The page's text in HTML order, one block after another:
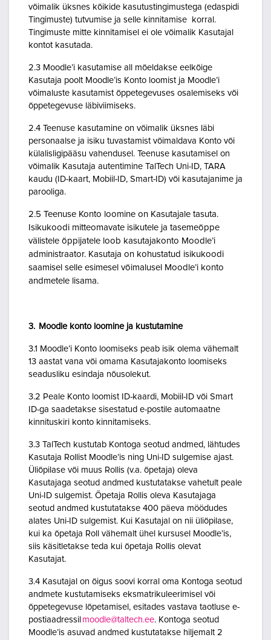
võimalik üksnes kõikide kasutustingimustega (edaspidi
Tingimuste) tutvumise ja selle kinnitamise korral.
Tingimuste mitte kinnitamisel ei ole võimalik Kasutajal
kontot kasutada.
2.3 Moodle’i kasutamise all mõeldakse eelkõige
Kasutaja poolt Moodle’is Konto loomist ja Moodle’i
võimaluste kasutamist õppetegevuses osalemiseks või
õppetegevuse läbiviimiseks.
2.4 Teenuse kasutamine on võimalik üksnes läbi
personaalse ja isiku tuvastamist võimaldava Konto või
külalisligipääsu vahendusel. Teenuse kasutamisel on
võimalik Kasutaja autentimine TalTech Uni-ID, TARA
kaudu (ID-kaart, Mobiil-ID, Smart-ID) või kasutajanime ja
parooliga.
2.5 Teenuse Konto loomine on Kasutajale tasuta.
Isikukoodi mitteomavate isikutele ja tasemeõppe
välistele õppijatele loob kasutajakonto Moodle’i
administraator. Kasutaja on kohustatud isikukoodi
saamisel selle esimesel võimalusel Moodle’i konto
andmetele lisama.
3. Moodle konto loomine ja kustutamine
3.1 Moodle’i Konto loomiseks peab isik olema vähemalt
13 aastat vana või omama Kasutajakonto loomiseks
seadusliku esindaja nõusolekut.
3.2 Peale Konto loomist ID-kaardi, Mobiil-ID või Smart
ID-ga saadetakse sisestatud e-postile automaatne
kinnituskiri konto kinnitamiseks.
3.3 TalTech kustutab Kontoga seotud andmed, lähtudes
Kasutaja Rollist Moodle’is ning Uni-ID sulgemise ajast.
Üliõpilase või muus Rollis (v.a. õpetaja) oleva
Kasutajaga seotud andmed kustutatakse vahetult peale
Uni-ID sulgemist. Õpetaja Rollis oleva Kasutajaga
seotud andmed kustutatakse 400 päeva möödudes
alates Uni-ID sulgemist. Kui Kasutajal on nii üliõpilase,
kui ka õpetaja Roll vähemalt ühel kursusel Moodle’is,
siis käsitletakse teda kui õpetaja Rollis olevat
Kasutajat.
3.4 Kasutajal on õigus soovi korral oma Kontoga seotud
andmete kustutamiseks eksmatrikuleerimisel või
õppetegevuse lõpetamisel, esitades vastava taotluse e-
postiaadressil moodle@taltech.ee. Kontoga seotud
Moodle’is asuvad andmed kustutatakse hiljemalt 2